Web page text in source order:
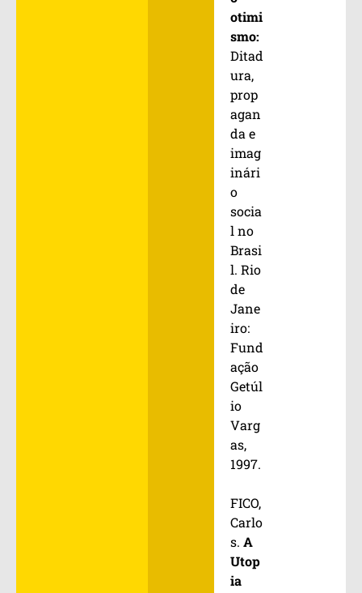
otimi
smo:
Ditad
ura,
prop
agan
da e
imag
inári
o
socia
l no
Brasi
l. Rio
de
Jane
iro:
Fund
ação
Getúl
io
Varg
as,
1997.
FICO,
Carlo
s. A
Utop
ia